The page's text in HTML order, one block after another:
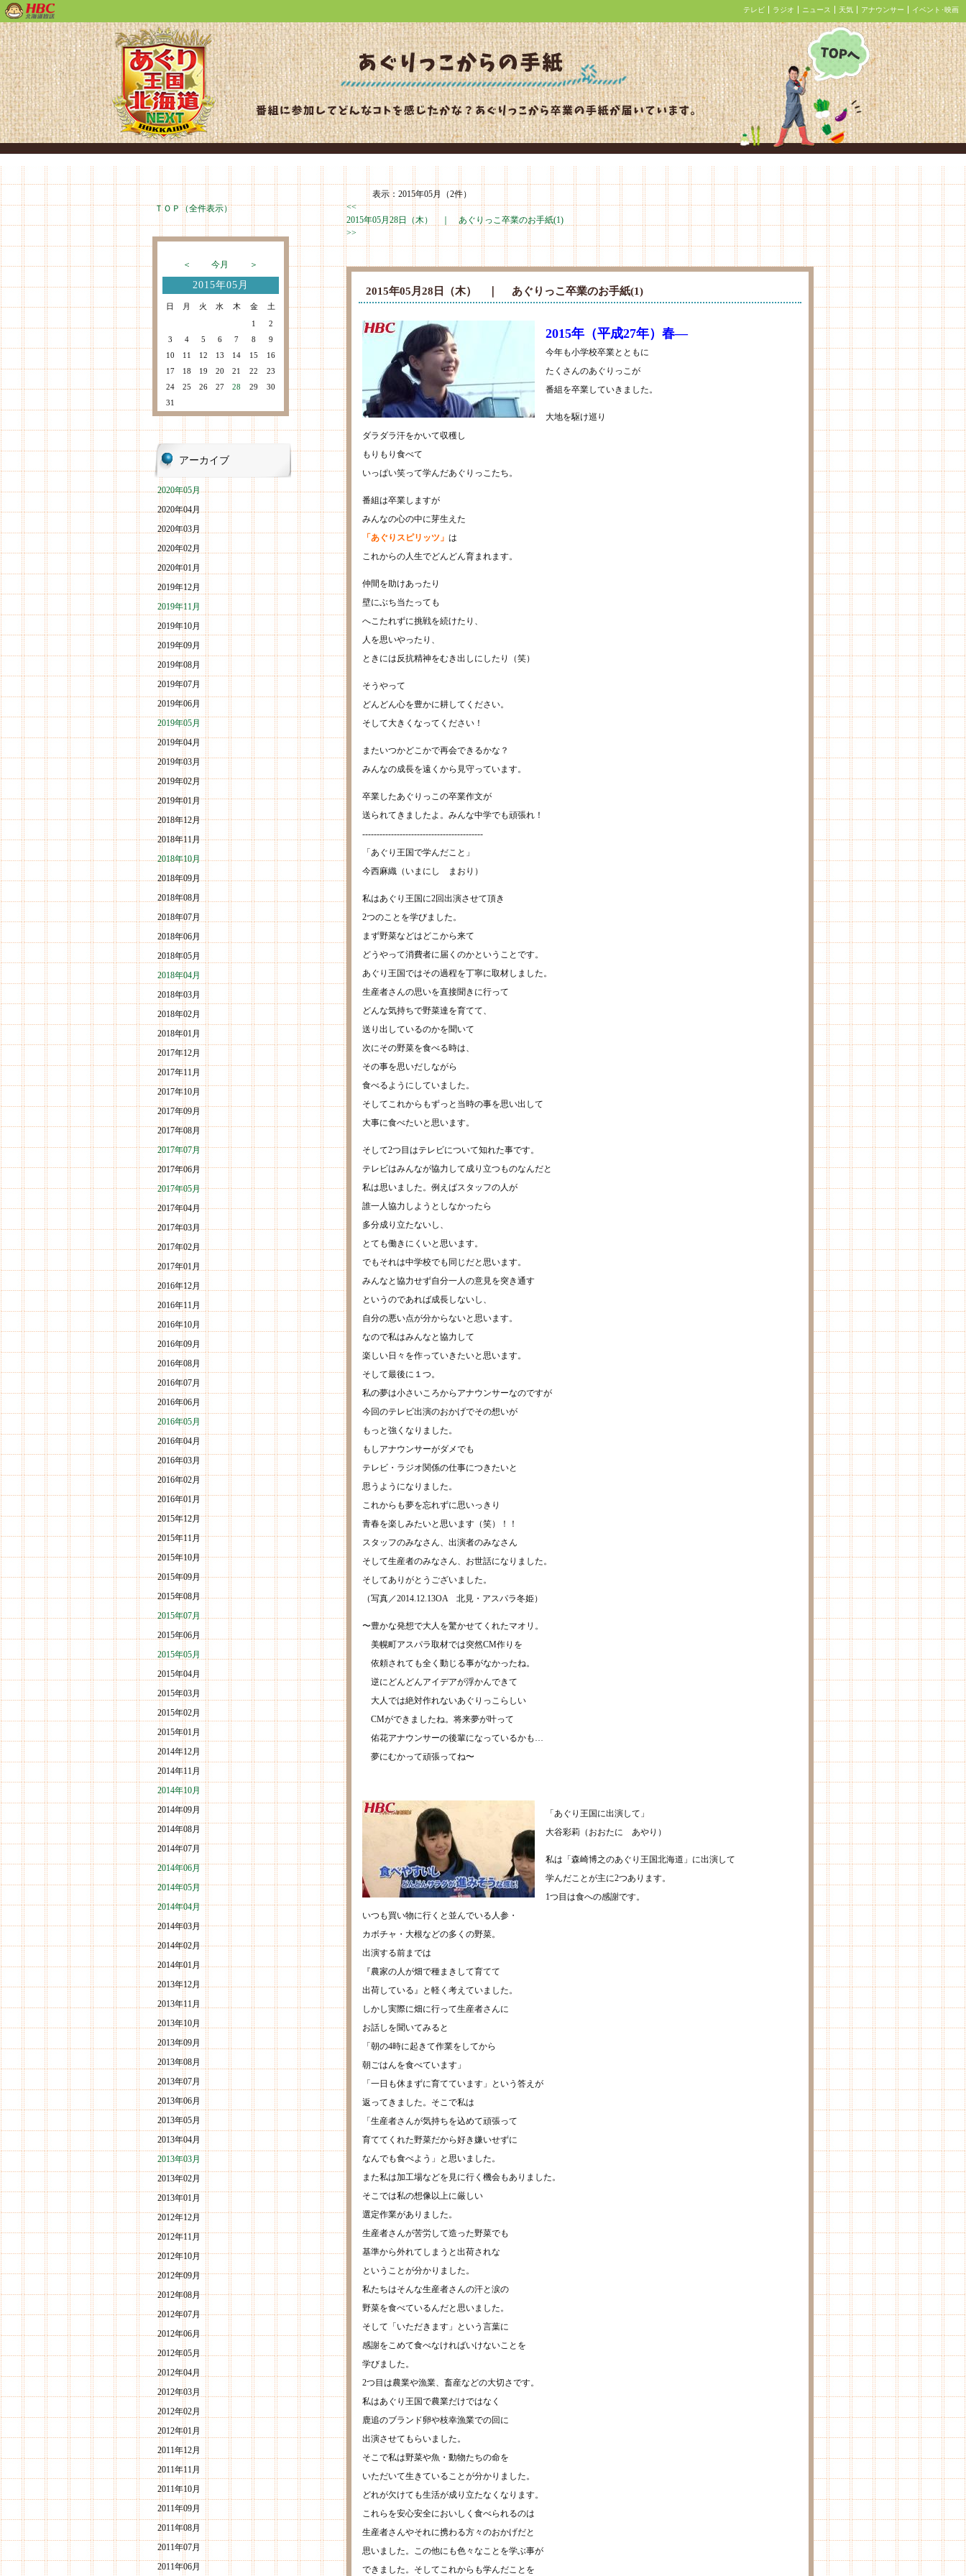
テレビ ラジオ ニュース 天気 アナウンサー イベント･映画
あぐり王国北海道NEXT
ＴＯＰ（全件表示）
＜ 今月 ＞
2015年05月
日 月 火 水 木 金
土
1
2
3
4 5 6 7 8
9
10
11 12 13 14 15
16
17
18 19 20 21 22
23
24
25 26 27 28 29
30
31
アーカイブ
2020年05月
2020年04月
2020年03月
2020年02月
2020年01月
2019年12月
2019年11月
2019年10月
2019年09月
2019年08月
2019年07月
2019年06月
2019年05月
2019年04月
2019年03月
2019年02月
2019年01月
2018年12月
2018年11月
2018年10月
2018年09月
2018年08月
2018年07月
2018年06月
2018年05月
2018年04月
2018年03月
2018年02月
2018年01月
2017年12月
2017年11月
2017年10月
2017年09月
2017年08月
2017年07月
2017年06月
2017年05月
2017年04月
2017年03月
2017年02月
2017年01月
2016年12月
2016年11月
2016年10月
2016年09月
2016年08月
2016年07月
2016年06月
2016年05月
2016年04月
2016年03月
2016年02月
2016年01月
2015年12月
2015年11月
2015年10月
2015年09月
2015年08月
2015年07月
2015年06月
2015年05月
2015年04月
2015年03月
2015年02月
2015年01月
2014年12月
2014年11月
2014年10月
2014年09月
2014年08月
2014年07月
2014年06月
2014年05月
2014年04月
2014年03月
2014年02月
2014年01月
2013年12月
2013年11月
2013年10月
2013年09月
2013年08月
2013年07月
2013年06月
2013年05月
2013年04月
2013年03月
2013年02月
2013年01月
2012年12月
2012年11月
2012年10月
2012年09月
2012年08月
2012年07月
2012年06月
2012年05月
2012年04月
2012年03月
2012年02月
2012年01月
2011年12月
2011年11月
2011年10月
2011年09月
2011年08月
2011年07月
2011年06月
表示：2015年05月（2件）
<<
2015年05月28日（木） ｜ あぐりっこ卒業のお手紙(1)
>>
2015年05月28日（木） ｜ あぐりっこ卒業のお手紙(1)
2015年（平成27年）春—
今年も小学校卒業とともに
たくさんのあぐりっこが
番組を卒業していきました。
大地を駆け巡り
ダラダラ汗をかいて収穫し
もりもり食べて
いっぱい笑って学んだあぐりっこたち。
番組は卒業しますが
みんなの心の中に芽生えた
「あぐりスピリッツ」 は
これからの人生でどんどん育まれます。
仲間を助けあったり
壁にぶち当たっても
へこたれずに挑戦を続けたり、
人を思いやったり、
ときには反抗精神をむき出しにしたり（笑）
そうやって
どんどん心を豊かに耕してください。
そして大きくなってください！
またいつかどこかで再会できるかな？
みんなの成長を遠くから見守っています。
卒業したあぐりっこの卒業作文が
送られてきましたよ。みんな中学でも頑張れ！
------------------------------------------
「あぐり王国で学んだこと」
今西麻織（いまにし まおり）
私はあぐり王国に2回出演させて頂き
2つのことを学びました。
まず野菜などはどこから来て
どうやって消費者に届くのかということです。
あぐり王国ではその過程を丁寧に取材しました。
生産者さんの思いを直接聞きに行って
どんな気持ちで野菜達を育てて、
送り出しているのかを聞いて
次にその野菜を食べる時は、
その事を思いだしながら
食べるようにしていました。
そしてこれからもずっと当時の事を思い出して
大事に食べたいと思います。
そして2つ目はテレビについて知れた事です。
テレビはみんなが協力して成り立つものなんだと
私は思いました。例えばスタッフの人が
誰一人協力しようとしなかったら
多分成り立たないし、
とても働きにくいと思います。
でもそれは中学校でも同じだと思います。
みんなと協力せず自分一人の意見を突き通す
というのであれば成長しないし、
自分の悪い点が分からないと思います。
なので私はみんなと協力して
楽しい日々を作っていきたいと思います。
そして最後に１つ。
私の夢は小さいころからアナウンサーなのですが
今回のテレビ出演のおかげでその想いが
もっと強くなりました。
もしアナウンサーがダメでも
テレビ・ラジオ関係の仕事につきたいと
思うようになりました。
これからも夢を忘れずに思いっきり
青春を楽しみたいと思います（笑）！！
スタッフのみなさん、出演者のみなさん
そして生産者のみなさん、お世話になりました。
そしてありがとうございました。
（写真／2014.12.13OA 北見・アスパラ冬姫）
〜豊かな発想で大人を驚かせてくれたマオリ。
美幌町アスパラ取材では突然CM作りを
依頼されても全く動じる事がなかったね。
逆にどんどんアイデアが浮かんできて
大人では絶対作れないあぐりっこらしい
CMができましたね。将来夢が叶って
佑花アナウンサーの後輩になっているかも…
夢にむかって頑張ってね〜
「あぐり王国に出演して」
大谷彩莉（おおたに あやり）
私は「森崎博之のあぐり王国北海道」に出演して
学んだことが主に2つあります。
1つ目は食への感謝です。
いつも買い物に行くと並んでいる人参・
カボチャ・大根などの多くの野菜。
出演する前までは
『農家の人が畑で種まきして育てて
出荷している』と軽く考えていました。
しかし実際に畑に行って生産者さんに
お話しを聞いてみると
「朝の4時に起きて作業をしてから
朝ごはんを食べています」
「一日も休まずに育てています」という答えが
返ってきました。そこで私は
「生産者さんが気持ちを込めて頑張って
育ててくれた野菜だから好き嫌いせずに
なんでも食べよう」と思いました。
また私は加工場などを見に行く機会もありました。
そこでは私の想像以上に厳しい
選定作業がありました。
生産者さんが苦労して造った野菜でも
基準から外れてしまうと出荷されな
ということが分かりました。
私たちはそんな生産者さんの汗と涙の
野菜を食べているんだと思いました。
そして「いただきます」という言葉に
感謝をこめて食べなければいけないことを
学びました。
2つ目は農業や漁業、畜産などの大切さです。
私はあぐり王国で農業だけではなく
鹿追のブランド卵や枝幸漁業での回に
出演させてもらいました。
そこで私は野菜や魚・動物たちの命を
いただいて生きていることが分かりました。
どれが欠けても生活が成り立たなくなります。
これらを安心安全においしく食べられるのは
生産者さんやそれに携わる方々のおかげだと
思いました。この他にも色々なことを学ぶ事が
できました。そしてこれからも学んだことを